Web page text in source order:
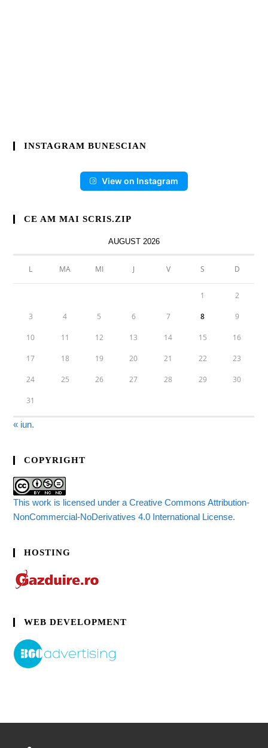
INSTAGRAM BUNESCIAN
View on Instagram
CE AM MAI SCRIS.ZIP
AUGUST 2026
L MA MI J V S D
1 2
3 4 5 6 7 8 9
10 11 12 13 14 15 16
17 18 19 20 21 22 23
24 25 26 27 28 29 30
31
« iun.
COPYRIGHT
This work is licensed under a Creative Commons Attribution-
NonCommercial-NoDerivatives 4.0 International License.
HOSTING
WEB DEVELOPMENT